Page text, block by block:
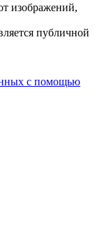
изображений,
публичной
с помощью